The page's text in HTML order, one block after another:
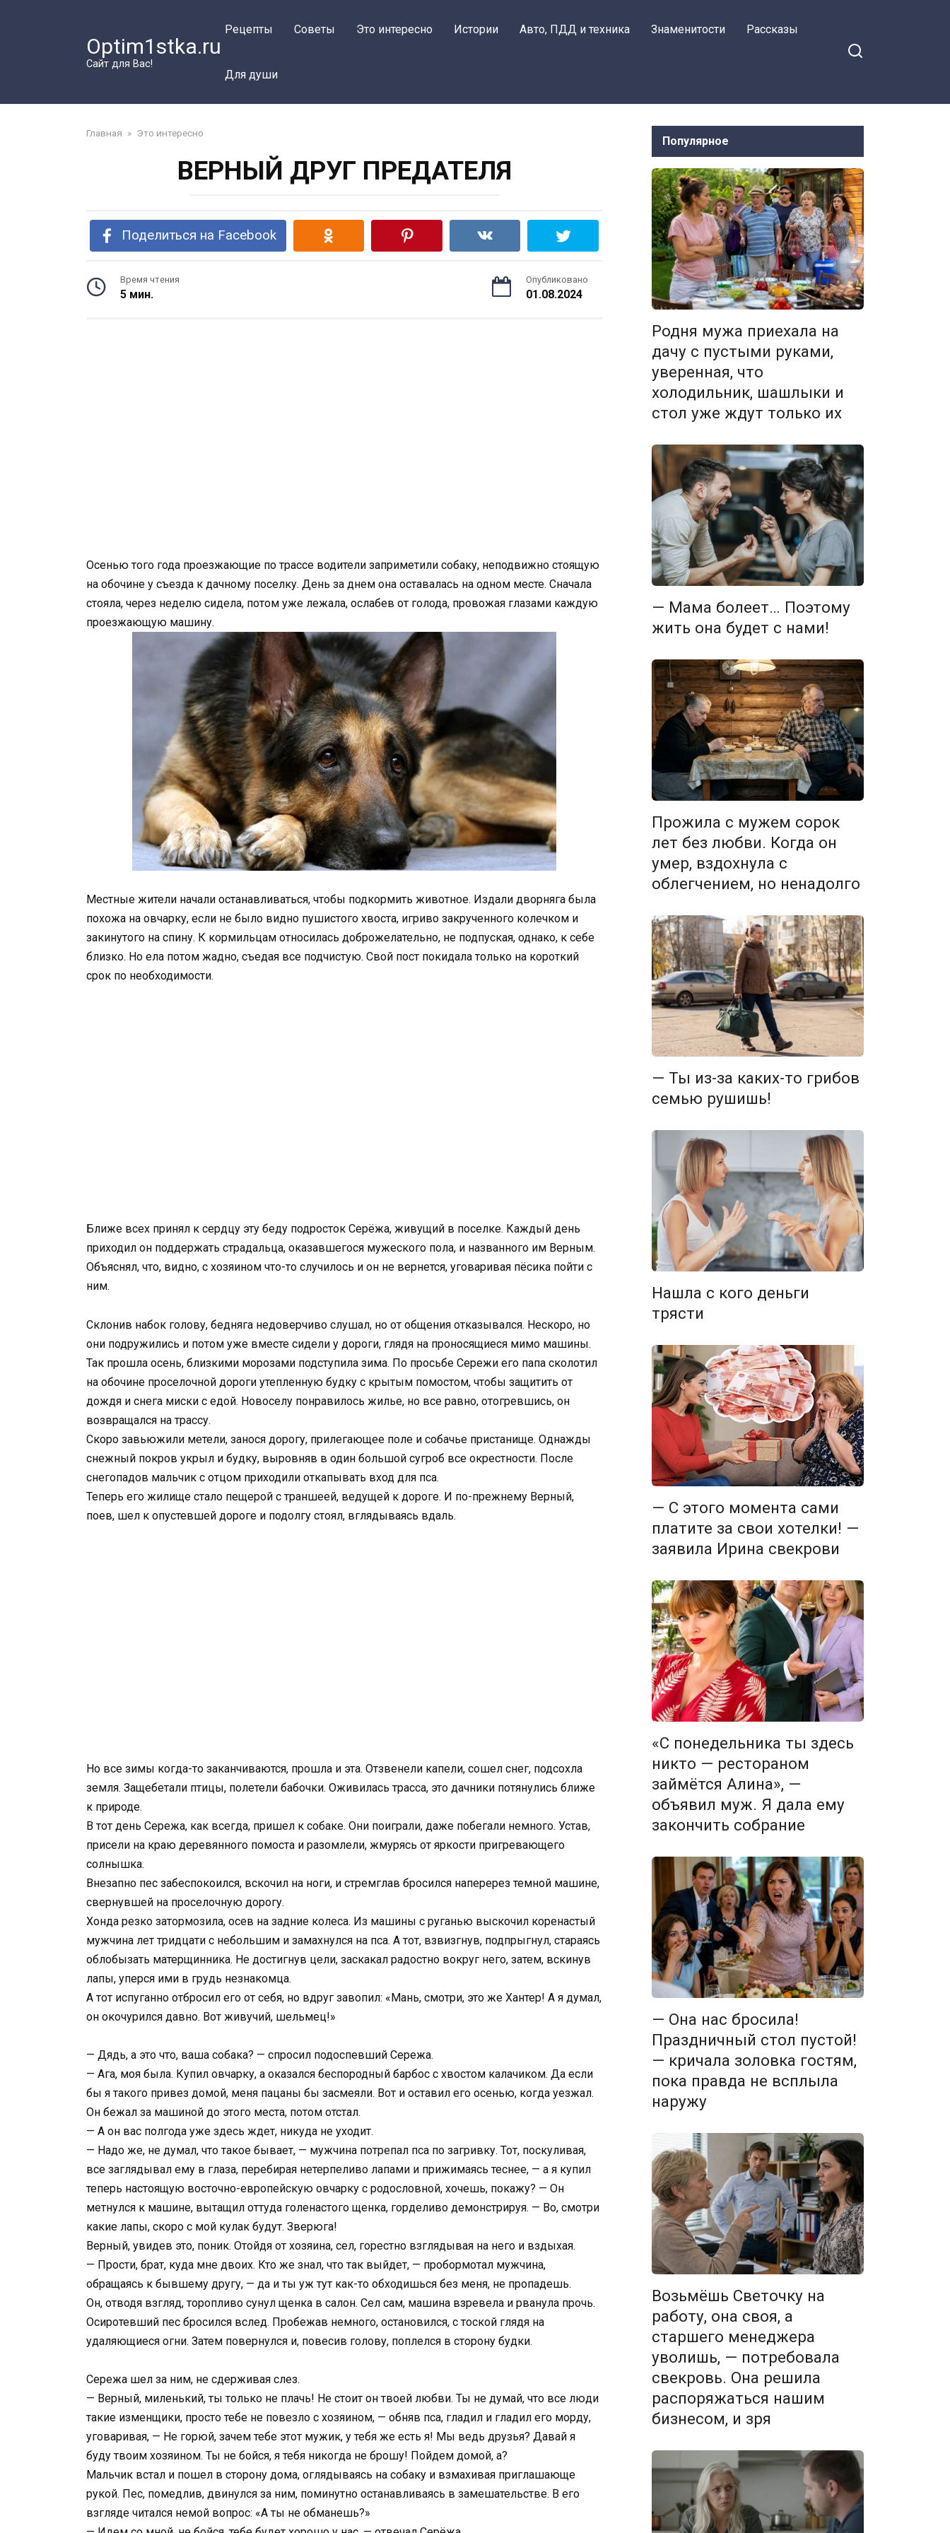
Optim1stka.ru
Сайт для Вас!
Рецепты Советы Это интересно Истории Авто, ПДД и техника Знаменитости Рассказы
Для души
Главная » Это интересно
ВЕРНЫЙ ДРУГ ПРЕДАТЕЛЯ
Поделиться на Facebook
Время чтения
5 мин.
Опубликовано
01.08.2024
Осенью того года проезжающие по трассе водители заприметили собаку, неподвижно стоящую
на обочине у съезда к дачному поселку. День за днем она оставалась на одном месте. Сначала
стояла, через неделю сидела, потом уже лежала, ослабев от голода, провожая глазами каждую
проезжающую машину.
Местные жители начали останавливаться, чтобы подкормить животное. Издали дворняга была
похожа на овчарку, если не было видно пушистого хвоста, игриво закрученного колечком и
закинутого на спину. К кормильцам относилась доброжелательно, не подпуская, однако, к себе
близко. Но ела потом жадно, съедая все подчистую. Свой пост покидала только на короткий
срок по необходимости.
Ближе всех принял к сердцу эту беду подросток Серёжа, живущий в поселке. Каждый день
приходил он поддержать страдальца, оказавшегося мужеского пола, и названного им Верным.
Объяснял, что, видно, с хозяином что-то случилось и он не вернется, уговаривая пёсика пойти с
ним.
Склонив набок голову, бедняга недоверчиво слушал, но от общения отказывался. Нескоро, но
они подружились и потом уже вместе сидели у дороги, глядя на проносящиеся мимо машины.
Так прошла осень, близкими морозами подступила зима. По просьбе Сережи его папа сколотил
на обочине проселочной дороги утепленную будку с крытым помостом, чтобы защитить от
дождя и снега миски с едой. Новоселу понравилось жилье, но все равно, отогревшись, он
возвращался на трассу.
Скоро завьюжили метели, занося дорогу, прилегающее поле и собачье пристанище. Однажды
снежный покров укрыл и будку, выровняв в один большой сугроб все окрестности. После
снегопадов мальчик с отцом приходили откапывать вход для пса.
Теперь его жилище стало пещерой с траншеей, ведущей к дороге. И по-прежнему Верный,
поев, шел к опустевшей дороге и подолгу стоял, вглядываясь вдаль.
Но все зимы когда-то заканчиваются, прошла и эта. Отзвенели капели, сошел снег, подсохла
земля. Защебетали птицы, полетели бабочки. Оживилась трасса, это дачники потянулись ближе
к природе.
В тот день Сережа, как всегда, пришел к собаке. Они поиграли, даже побегали немного. Устав,
присели на краю деревянного помоста и разомлели, жмурясь от яркости пригревающего
солнышка.
Внезапно пес забеспокоился, вскочил на ноги, и стремглав бросился наперерез темной машине,
свернувшей на проселочную дорогу.
Хонда резко затормозила, осев на задние колеса. Из машины с руганью выскочил коренастый
мужчина лет тридцати с небольшим и замахнулся на пса. А тот, взвизгнув, подпрыгнул, стараясь
облобызать матерщинника. Не достигнув цели, заскакал радостно вокруг него, затем, вскинув
лапы, уперся ими в грудь незнакомца.
А тот испуганно отбросил его от себя, но вдруг завопил: «Мань, смотри, это же Хантер! А я думал,
он окочурился давно. Вот живучий, шельмец!»
— Дядь, а это что, ваша собака? — спросил подоспевший Сережа.
— Ага, моя была. Купил овчарку, а оказался беспородный барбос с хвостом калачиком. Да если
бы я такого привез домой, меня пацаны бы засмеяли. Вот и оставил его осенью, когда уезжал.
Он бежал за машиной до этого места, потом отстал.
— А он вас полгода уже здесь ждет, никуда не уходит.
— Надо же, не думал, что такое бывает, — мужчина потрепал пса по загривку. Тот, поскуливая,
все заглядывал ему в глаза, перебирая нетерпеливо лапами и прижимаясь теснее, — а я купил
теперь настоящую восточно-европейскую овчарку с родословной, хочешь, покажу? — Он
метнулся к машине, вытащил оттуда голенастого щенка, горделиво демонстрируя. — Во, смотри
какие лапы, скоро с мой кулак будут. Зверюга!
Верный, увидев это, поник. Отойдя от хозяина, сел, горестно взглядывая на него и вздыхая.
— Прости, брат, куда мне двоих. Кто же знал, что так выйдет, — пробормотал мужчина,
обращаясь к бывшему другу, — да и ты уж тут как-то обходишься без меня, не пропадешь.
Он, отводя взгляд, торопливо сунул щенка в салон. Сел сам, машина взревела и рванула прочь.
Осиротевший пес бросился вслед. Пробежав немного, остановился, с тоской глядя на
удаляющиеся огни. Затем повернулся и, повесив голову, поплелся в сторону будки.
Сережа шел за ним, не сдерживая слез.
— Верный, миленький, ты только не плачь! Не стоит он твоей любви. Ты не думай, что все люди
такие изменщики, просто тебе не повезло с хозяином, — обняв пса, гладил и гладил его морду,
уговаривая, — Не горюй, зачем тебе этот мужик, у тебя же есть я! Мы ведь друзья? Давай я
буду твоим хозяином. Ты не бойся, я тебя никогда не брошу! Пойдем домой, а?
Мальчик встал и пошел в сторону дома, оглядываясь на собаку и взмахивая приглашающе
рукой. Пес, помедлив, двинулся за ним, поминутно останавливаясь в замешательстве. В его
взгляде читался немой вопрос: «А ты не обманешь?»
Популярное
Родня мужа приехала на
дачу с пустыми руками,
уверенная, что
холодильник, шашлыки и
стол уже ждут только их
— Мама болеет… Поэтому
жить она будет с нами!
Прожила с мужем сорок
лет без любви. Когда он
умер, вздохнула с
облегчением, но ненадолго
— Ты из-за каких-то грибов
семью рушишь!
Нашла с кого деньги
трясти
— С этого момента сами
платите за свои хотелки! —
заявила Ирина свекрови
«С понедельника ты здесь
никто — рестораном
займётся Алина», —
объявил муж. Я дала ему
закончить собрание
— Она нас бросила!
Праздничный стол пустой!
— кричала золовка гостям,
пока правда не всплыла
наружу
Возьмёшь Светочку на
работу, она своя, а
старшего менеджера
уволишь, — потребовала
свекровь. Она решила
распоряжаться нашим
бизнесом, и зря